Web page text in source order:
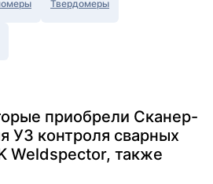
Твердомеры
приобрели Сканер-
УЗ контроля сварных
также